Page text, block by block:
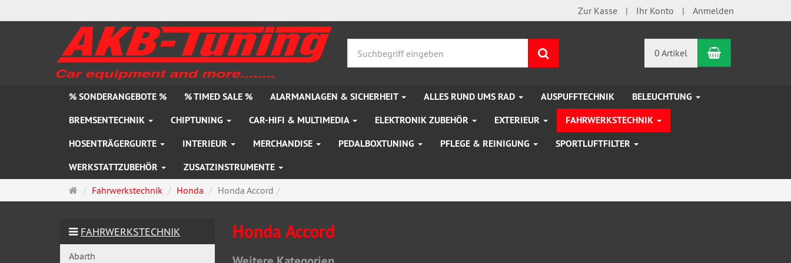
Zur Kasse Ihr Konto Anmelden
0 Artikel Warenkorb
% SONDERANGEBOTE % % TIMED SALE % ALARMANLAGEN & SICHERHEIT ALLES RUND UMS RAD AUSPUFFTECHNIK
BELEUCHTUNG
BREMSENTECHNIK
CHIPTUNING CAR-HIFI & MULTIMEDIA ELEKTRONIK ZUBEHÖR EXTERIEUR
FAHRWERKSTECHNIK
HOSENTRÄGERGURTE
INTERIEUR MERCHANDISE PEDALBOXTUNING PFLEGE & REINIGUNG
SPORTLUFTFILTER
WERKSTATTZUBEHÖR
ZUSATZINSTRUMENTE
Startseite
Fahrwerkstechnik Honda Honda Accord
Honda Accord
FAHRWERKSTECHNIK
Abarth